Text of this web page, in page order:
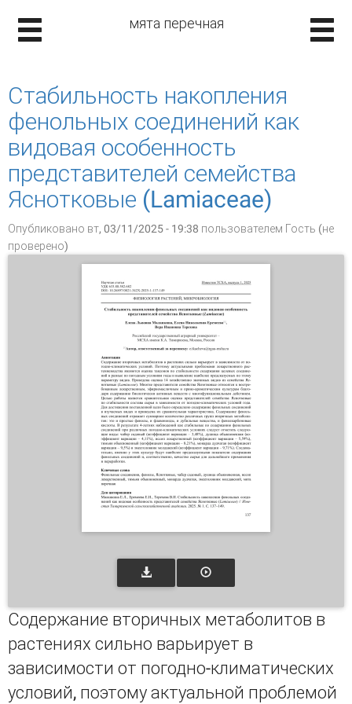
мята перечная
Стабильность накопления
фенольных соединений как
видовая особенность
представителей семейства
Яснотковые (Lamiaceae)
Опубликовано вт, 03/11/2025 - 19:38 пользователем Гость (не
проверено)
Содержание вторичных метаболитов в
растениях сильно варьирует в
зависимости от погодно-климатических
условий, поэтому актуальной проблемой